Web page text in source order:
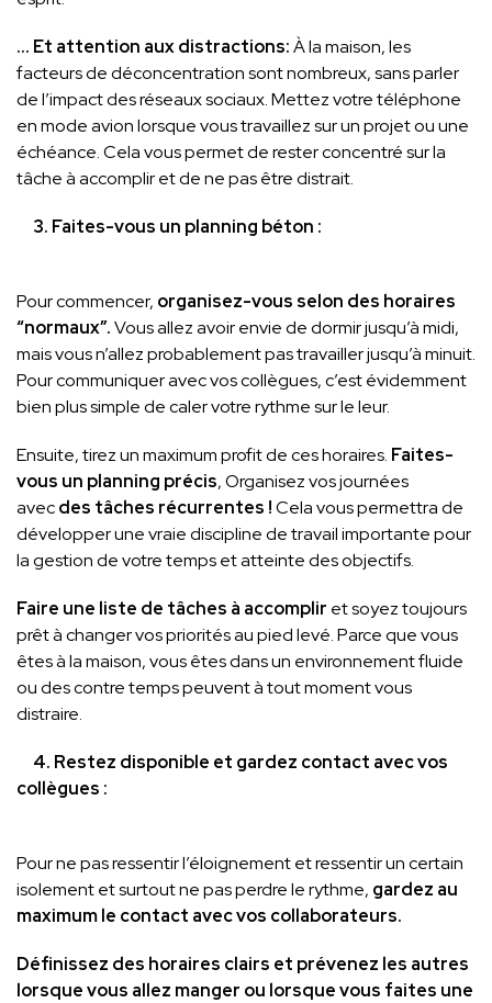
… Et attention aux distractions:À la maison, les
facteurs de déconcentration sont nombreux, sans parler
de l’impact des réseaux sociaux. Mettez votre téléphone
en mode avion lorsque vous travaillez sur un projet ou une
échéance. Cela vous permet de rester concentré sur la
tâche à accomplir et de ne pas être distrait.
3. Faites-vous un planning béton :
Pour commencer, organisez-vous selon des horaires
“normaux”.Vous allez avoir envie de dormir jusqu’à midi,
mais vous n’allez probablement pas travailler jusqu’à minuit.
Pour communiquer avec vos collègues, c’est évidemment
bien plus simple de caler votre rythme sur le leur.
Ensuite, tirez un maximum profit de ces horaires. Faites-
vous un planning précis, Organisez vos journées
avecdes tâches récurrentes !Cela vous permettra de
développer une vraie discipline de travail importante pour
la gestion de votre temps et atteinte des objectifs.
Faire une liste de tâches à accomplir et soyez toujours
prêt à changer vos priorités au pied levé. Parce que vous
êtes à la maison, vous êtes dans un environnement fluide
ou des contre temps peuvent à tout moment vous
distraire.
4. Restez disponible et gardez contact avec vos
collègues :
Pour ne pas ressentir l’éloignement et ressentir un certain
isolement et surtout ne pas perdre le rythme, gardez au
maximum le contact avec vos collaborateurs.
Définissez des horaires clairs et prévenez les autres
lorsque vous allez manger ou lorsque vous faites une